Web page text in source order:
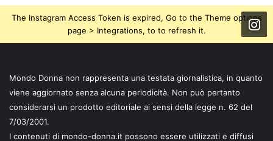
The Instagram Access Token is expired, Go to the Theme options
page > Integrations, to to refresh it.
Mondo Donna non rappresenta una testata giornalistica, in quanto
viene aggiornato senza alcuna periodicità. Non può pertanto
considerarsi un prodotto editoriale ai sensi della legge n. 62 del
7/03/2001.
I contenuti di mondo-donna.it possono essere utilizzati e diffusi